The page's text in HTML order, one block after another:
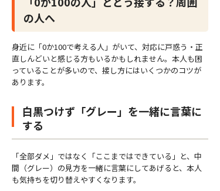
の人へ
身近に「0か100で考える人」がいて、対応に戸惑う・正
直しんどいと感じる方もいるかもしれません。本人も困
っていることが多いので、接し方にはいくつかのコツが
あります。
白黒つけず「グレー」を一緒に言葉に
する
「全部ダメ」ではなく「ここまではできている」と、中
間（グレー）の見方を一緒に言葉にしてあげると、本人
も気持ちを切り替えやすくなります。